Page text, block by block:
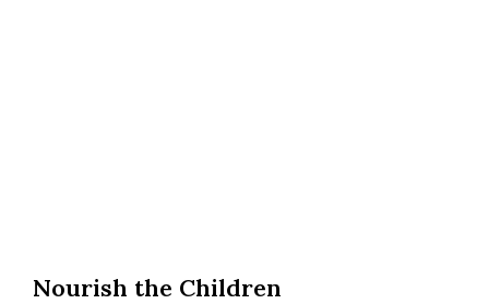
Nourish the Children